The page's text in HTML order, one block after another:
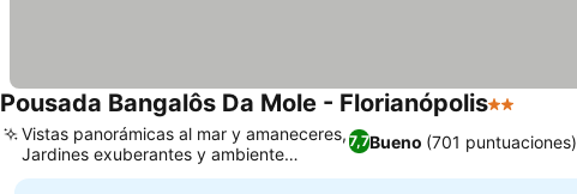
Pousada Bangalôs Da Mole - Florianópolis2 Estrellas
7,7Bueno (701 puntuaciones)
Vistas panorámicas al mar y amaneceres,
Jardines exuberantes y ambiente
tranquilo